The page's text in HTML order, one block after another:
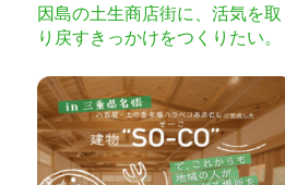
因島の土生商店街に、活気を取
り戻すきっかけをつくりたい。